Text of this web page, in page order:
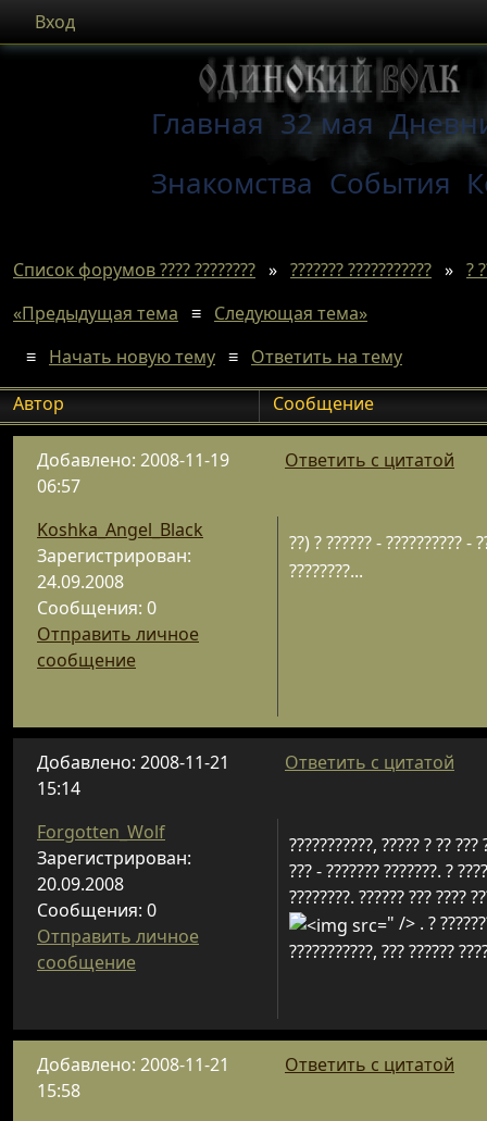
Вход
Главная 32 мая
Знакомства События
Список форумов ???? ???????? » ??????? ??????????? » ?
«Предыдущая тема ≡ Следующая тема»
≡ Начать новую тему ≡ Ответить на тему
Автор
Сообщение
Добавлено: 2008-11-19
06:57
Ответить с цитатой
Koshka_Angel_Black
Зарегистрирован:
24.09.2008
Сообщения: 0
Отправить личное
сообщение
??) ? ?????? - ?????????? -
????????...
Добавлено: 2008-11-21
15:14
Ответить с цитатой
Forgotten_Wolf
Зарегистрирован:
20.09.2008
Сообщения: 0
Отправить личное
сообщение
???????????, ????? ? ?? ???
??? - ??????? ???????. ?
????????. ?????? ??? ????
" /> . ?
???????????, ??? ??????
Добавлено: 2008-11-21
15:58
Ответить с цитатой